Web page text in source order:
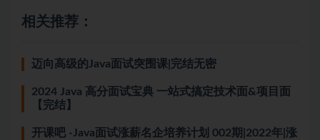
相关推荐：
迈向高级的Java面试突围课|完结无密
2024 Java 高分面试宝典 一站式搞定技术面&项目面
【完结】
开课吧 -Java面试涨薪名企培养计划 002期|2022年|涨